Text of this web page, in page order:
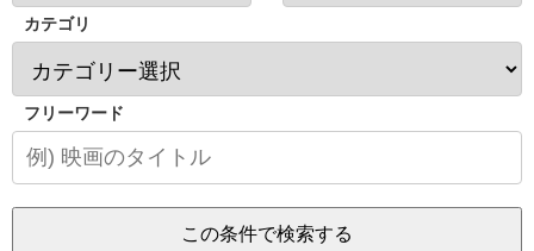
カテゴリ
フリーワード